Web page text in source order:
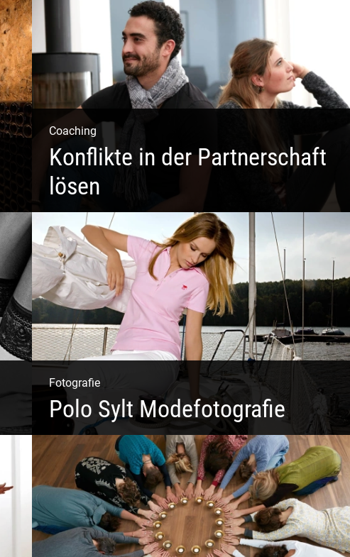
Coaching
Konflikte in der Partnerschaft
lösen
Paar Coaching – Der Weg in die Leichtigkeit und
Harmonie
Fotografie
Polo Sylt Modefotografie
Polo Sylt Modefotografie